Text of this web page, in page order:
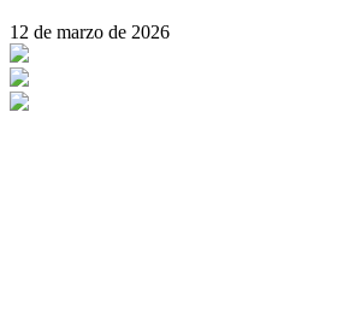
12 de marzo de 2026